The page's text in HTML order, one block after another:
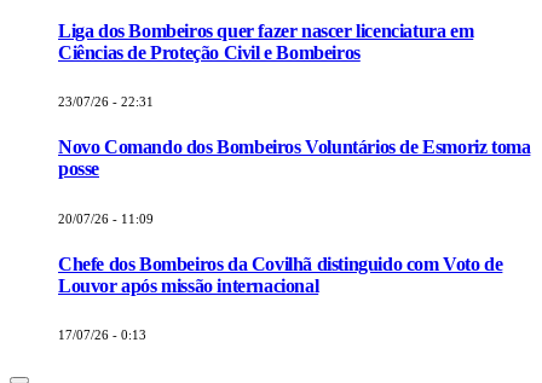
Liga dos Bombeiros quer fazer nascer licenciatura em
Ciências de Proteção Civil e Bombeiros
23/07/26 - 22:31
Novo Comando dos Bombeiros Voluntários de Esmoriz toma
posse
20/07/26 - 11:09
Chefe dos Bombeiros da Covilhã distinguido com Voto de
Louvor após missão internacional
17/07/26 - 0:13